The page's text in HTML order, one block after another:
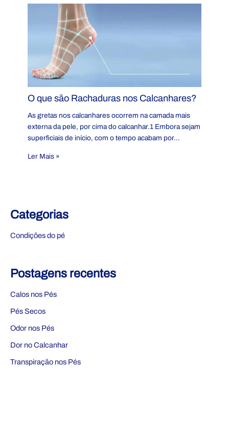
O que são Rachaduras nos Calcanhares?
As gretas nos calcanhares ocorrem na camada mais
externa da pele, por cima do calcanhar.1 Embora sejam
superficiais de início, com o tempo acabam por…
Ler Mais »
Categorias
Condições do pé
Postagens recentes
Calos nos Pés
Pés Secos
Odor nos Pés
Dor no Calcanhar
Transpiração nos Pés